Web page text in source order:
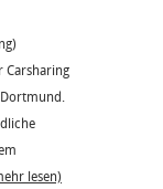
Carsharing
lesen)